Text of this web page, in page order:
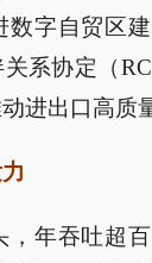
数字自贸区
系协定（
进出口高质
，年吞吐超